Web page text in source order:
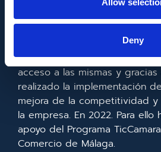
Allow
Deny
Metadata SL ha sido
mejorar el uso y la calidad de
la información y de las
acceso a las mismas y
realizado la implementación
mejora de la competitividad
la empresa. En 2022. Para
apoyo del Programa
Comercio de Málaga.